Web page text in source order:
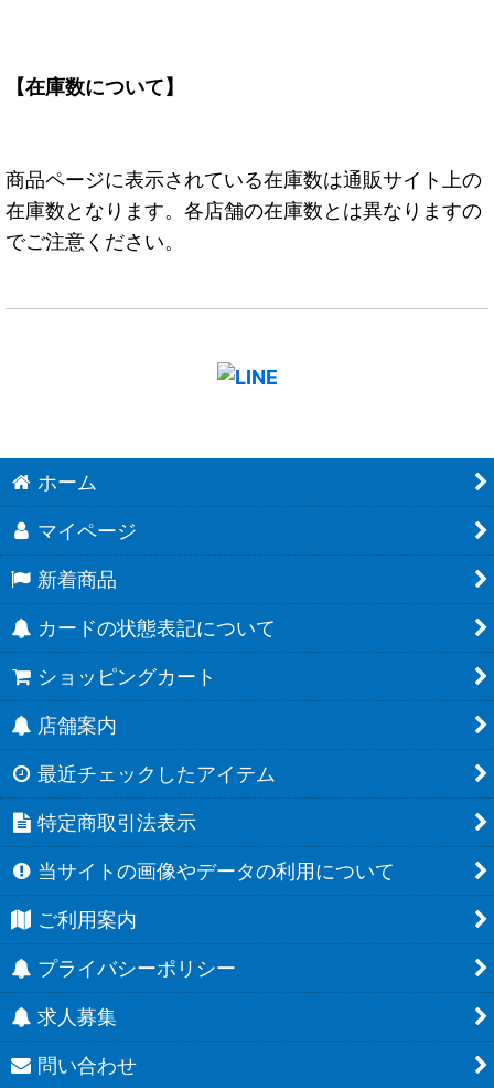
【在庫数について】
商品ページに表示されている在庫数は通販サイト上の
在庫数となります。各店舗の在庫数とは異なりますの
でご注意ください。
ホーム
マイページ
新着商品
カードの状態表記について
ショッピングカート
店舗案内
最近チェックしたアイテム
特定商取引法表示
当サイトの画像やデータの利用について
ご利用案内
プライバシーポリシー
求人募集
問い合わせ